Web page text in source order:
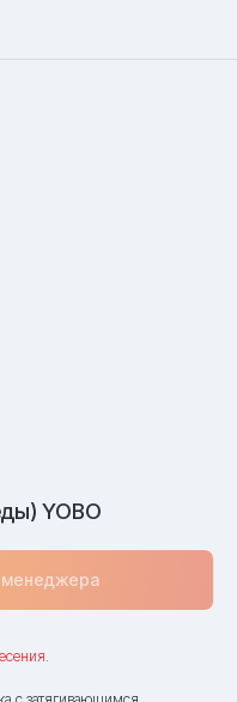
YOBO
менеджера